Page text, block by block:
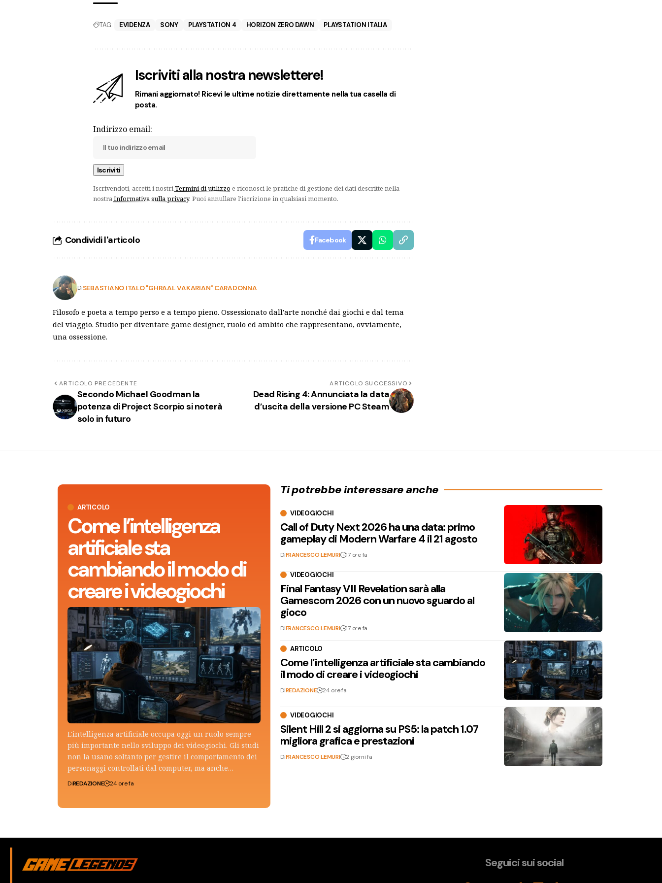
TAG: EVIDENZA SONY PLAYSTATION 4 HORIZON ZERO DAWN PLAYSTATION ITALIA
Iscriviti alla nostra newslettere!
Rimani aggiornato! Ricevi le ultime notizie direttamente nella tua casella di
posta.
Indirizzo email:
Iscrivendoti, accetti i nostriTermini di utilizzo e riconosci le pratiche di gestione dei dati descritte nella
nostraInformativa sulla privacy. Puoi annullare l'iscrizione in qualsiasi momento.
Condividi l'articolo Facebook
DiSEBASTIANO ITALO "GHRAAL VAKARIAN" CARADONNA
Filosofo e poeta a tempo perso e a tempo pieno. Ossessionato dall'arte nonché dai giochi e dal tema
del viaggio. Studio per diventare game designer, ruolo ed ambito che rappresentano, ovviamente,
una ossessione.
ARTICOLO PRECEDENTE
Secondo Michael Goodman la
potenza di Project Scorpio si noterà
solo in futuro
ARTICOLO SUCCESSIVO
Dead Rising 4: Annunciata la data
d’uscita della versione PC Steam
ARTICOLO
Come l’intelligenza
artificiale sta
cambiando il modo di
creare i videogiochi
L'intelligenza artificiale occupa oggi un ruolo sempre
più importante nello sviluppo dei videogiochi. Gli studi
non la usano soltanto per gestire il comportamento dei
personaggi controllati dal computer, ma anche…
DiREDAZIONE 24 ore fa
Ti potrebbe interessare anche
VIDEOGIOCHI
Call of Duty Next 2026 ha una data: primo
gameplay di Modern Warfare 4 il 21 agosto
DiFRANCESCO LEMURI 17 ore fa
VIDEOGIOCHI
Final Fantasy VII Revelation sarà alla
Gamescom 2026 con un nuovo sguardo al
gioco
DiFRANCESCO LEMURI 17 ore fa
ARTICOLO
Come l’intelligenza artificiale sta cambiando
il modo di creare i videogiochi
DiREDAZIONE 24 ore fa
VIDEOGIOCHI
Silent Hill 2 si aggiorna su PS5: la patch 1.07
migliora grafica e prestazioni
DiFRANCESCO LEMURI 2 giorni fa
Seguici sui social